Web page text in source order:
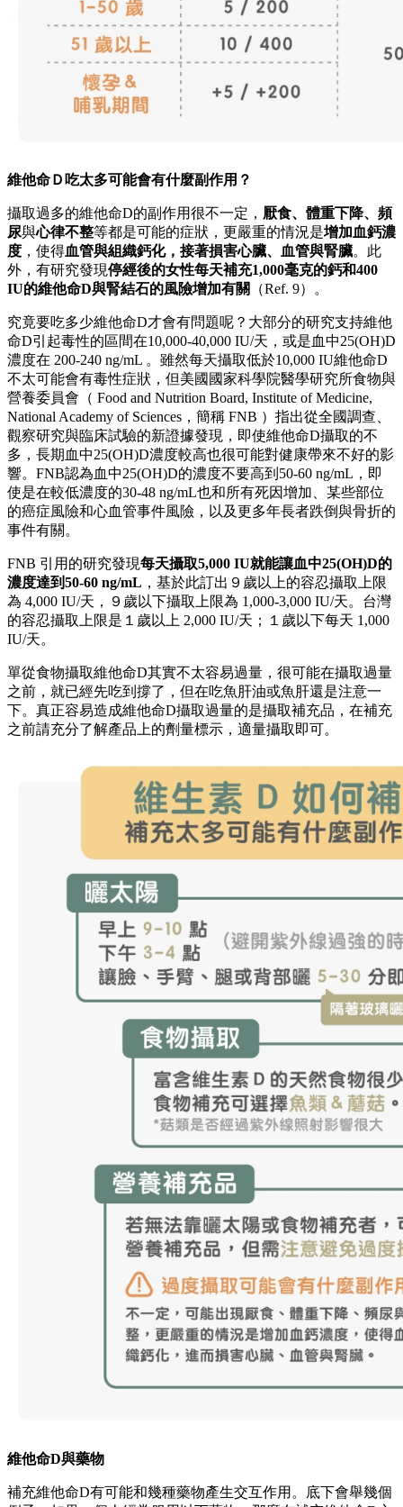
維他命Ｄ吃太多可能會有什麼副作用？
攝取過多的維他命D的副作用很不一定， 厭食、體重下降、頻
尿與心律不整等都是可能的症狀，更嚴重的情況是增加血鈣濃
度 ，使得血管與組織鈣化，接著損害心臟、血管與腎臟。此
外，有研究發現停經後的女性每天補充1,000毫克的鈣和400
IU的維他命D與腎結石的風險增加有關
（Ref. 9）。
究竟要吃多少維他命D才會有問題呢？大部分的研究支持維他
命D引起毒性的區間在10,000-40,000 IU/天，或是血中25(OH)D
濃度在 200-240 ng/mL 。雖然每天攝取低於10,000 IU維他命D
不太可能會有毒性症狀，但美國國家科學院醫學研究所食物與
營養委員會（ Food and Nutrition Board, Institute of Medicine,
National Academy of Sciences，簡稱 FNB ）指出從全國調查、
觀察研究與臨床試驗的新證據發現，即使維他命D攝取的不
多，長期血中25(OH)D濃度較高也很可能對健康帶來不好的影
響。FNB認為血中25(OH)D的濃度不要高到50-60 ng/mL，即
使是在較低濃度的30-48 ng/mL也和所有死因增加、某些部位
的癌症風險和心血管事件風險，以及更多年長者跌倒與骨折的
事件有關。
FNB 引用的研究發現每天攝取5,000 IU就能讓血中25(OH)D的
濃度達到50-60 ng/mL ，基於此訂出９歲以上的容忍攝取上限
為 4,000 IU/天，９歲以下攝取上限為 1,000-3,000 IU/天。台灣
的容忍攝取上限是１歲以上 2,000 IU/天；１歲以下每天 1,000
IU/天。
單從食物攝取維他命D其實不太容易過量，很可能在攝取過量
之前，就已經先吃到撐了，但在吃魚肝油或魚肝還是注意一
下。真正容易造成維他命D攝取過量的是攝取補充品，在補充
之前請充分了解產品上的劑量標示，適量攝取即可。
維他命D與藥物
補充維他命D有可能和幾種藥物產生交互作用。底下會舉幾個